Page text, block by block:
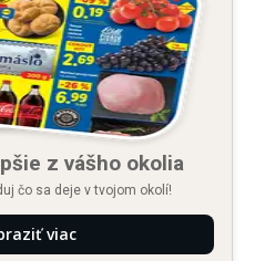
z vášho okolia
čo sa deje v tvojom okolí!
viac